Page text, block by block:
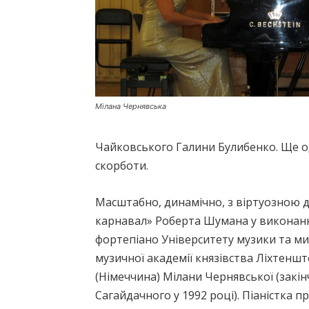
Мілана Чернявська
Чайковського Галини Булибенко. Ще
скорботи.
Масштабно, динамічно, з віртуозною
карнавал» Роберта Шумана у
фортепіано Університету музики та
музичної академії князівства
(Німеччина) Мілани Чернявської
Сагайдачного у 1992 році). Піаністка